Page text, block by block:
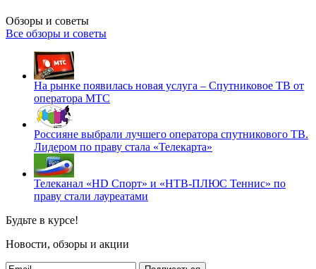
Обзоры и советы
Все обзоры и советы
На рынке появилась новая услуга – Спутниковое ТВ от
оператора МТС
Россияне выбрали лучшего оператора спутникового ТВ.
Лидером по праву стала «Телекарта»
Телеканал «HD Спорт» и «НТВ-ПЛЮС Теннис» по
праву стали лауреатами
Будьте в курсе!
Новости, обзоры и акции